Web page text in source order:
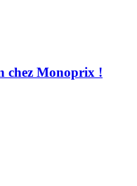
chez Monoprix !